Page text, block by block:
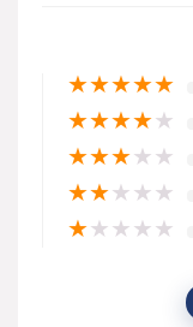
★★★★★
★★★★★
★★★★★
★★★★★
★★★★★